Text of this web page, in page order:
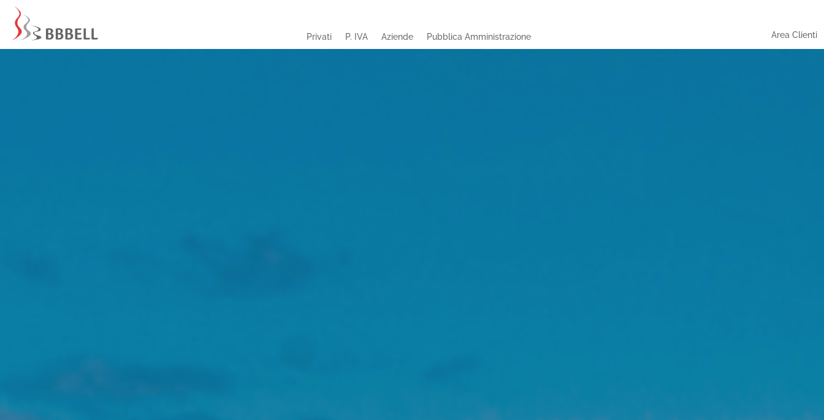
Privati P. IVA Aziende Pubblica Amministrazione Area Clienti